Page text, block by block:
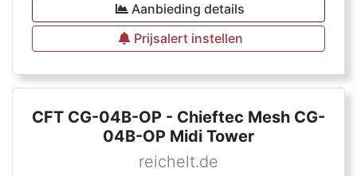
Aanbieding details
Prijsalert instellen
CFT CG-04B-OP - Chieftec Mesh CG-
04B-OP Midi Tower
reichelt.de